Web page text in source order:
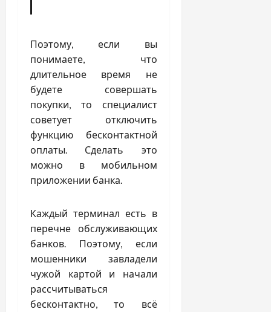
Поэтому, если вы
понимаете, что
длительное время не
будете совершать
покупки, то специалист
советует отключить
функцию бесконтактной
оплаты. Сделать это
можно в мобильном
приложении банка.
Каждый терминал есть в
перечне обслуживающих
банков. Поэтому, если
мошенники завладели
чужой картой и начали
рассчитываться
бесконтактно, то всё